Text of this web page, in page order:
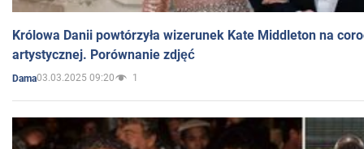
Królowa Danii powtórzyła wizerunek Kate Middleton na
artystycznej. Porównanie zdjęć
Dama03.03.2025 09:20 1